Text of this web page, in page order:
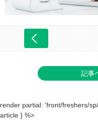
記事
render partial: 'front/freshers/
article } %>